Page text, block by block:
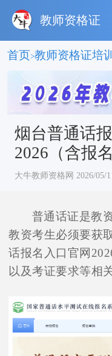
教师资格证
首页>教师资格证培训
烟台普通话
2026（含报
大牛教师资格网 2026/05/
普通话证是教
教资考生必须要获
话报名入口官网
以及考证要求等相